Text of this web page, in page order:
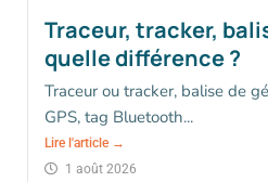
Traceur, tracker,
quelle différence ?
Traceur ou tracker, balise de
GPS, tag Bluetooth...
Lire l'article →
1 août 2026